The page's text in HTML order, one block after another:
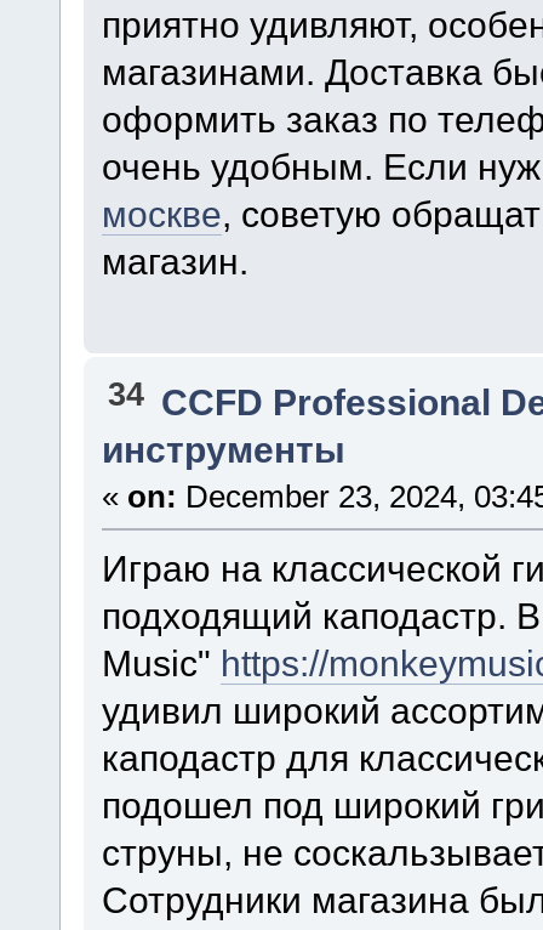
приятно удивляют,
магазинами. Доставка
оформить заказ по
очень удобным. Если
москве, советую
магазин.
34 CCFD Professional
инструменты
« on: December 23, 2024,
Играю на классической
подходящий каподастр.
Music" https://
удивил широкий
каподастр для
подошел под широкий
струны, не
Сотрудники магазина